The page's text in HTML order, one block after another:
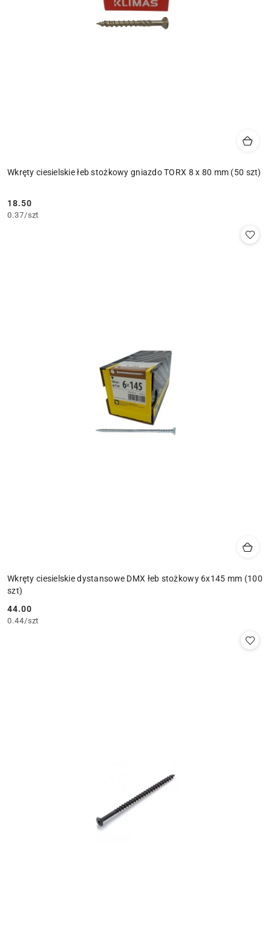
Wkręty ciesielskie łeb stożkowy gniazdo TORX 8 x 80 mm (50 szt)
Cena:
18.50
0.37/szt
Wkręty ciesielskie dystansowe DMX łeb stożkowy 6x145 mm (100
szt)
Cena:
44.00
0.44/szt